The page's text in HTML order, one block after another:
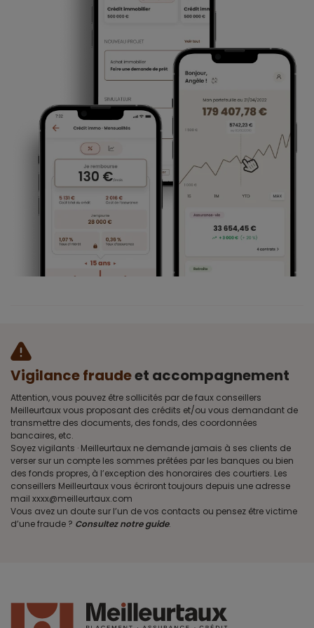
Vigilance fraudeet accompagnement
Attention, vous pouvez être sollicités par de faux conseillers
Meilleurtaux vous proposant des crédits et/ou vous demandant de
transmettre des documents, des fonds, des coordonnées
bancaires, etc.
Soyez vigilants · Meilleurtaux ne demande jamais à ses clients de
verser sur un compte les sommes prêtées par les banques ou bien
des fonds propres, à l’exception des honoraires des courtiers. Les
conseillers Meilleurtaux vous écriront toujours depuis une adresse
mail xxxx@meilleurtaux.com
Vous avez un doute sur l’un de vos contacts ou pensez être victime
d’une fraude ? Consultez notre guide.